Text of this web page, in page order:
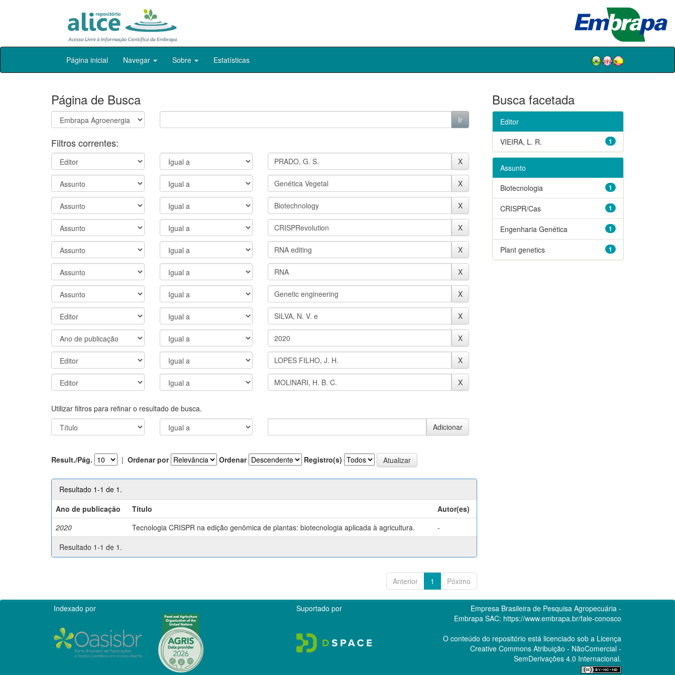
Skip
Página inicial Navegar Sobre Estatísticas
Página de Busca
Filtros correntes:
Utilizar filtros para refinar o resultado de busca.
Result./Pág. | Ordenar por Ordenar Registro(s)
Resultado 1-1 de 1.
Ano de publicação
Título
Autor(es)
2020
Tecnologia CRISPR na edição genômica de plantas: biotecnologia aplicada à agricultura.
-
Resultado 1-1 de 1.
Anterior 1 Póximo
Busca facetada
Editor
1
VIEIRA, L. R.
Assunto
1
Biotecnologia
1
CRISPR/Cas
1
Engenharia Genética
1
Plant genetics
Indexado por Suportado por
Empresa Brasileira de Pesquisa Agropecuária -
Embrapa SAC: https://www.embrapa.br/fale-conosco
O conteúdo do repositório está licenciado sob a Licença
Creative CommonsAtribuição - NãoComercial -
SemDerivações 4.0 Internacional.